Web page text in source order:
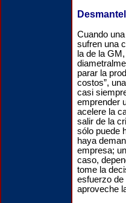
Cuando
sufren una
la de la
parar la
costos”,
casi
emprender
acelere la
salir de la
sólo puede
haya
empresa;
caso,
tome la
esfuerzo
aproveche